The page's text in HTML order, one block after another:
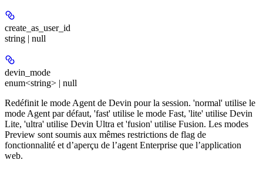
create_as_user_id
string | null
devin_mode
enum<string> | null
Redéfinit le mode Agent de Devin pour la session. 'normal' utilise le
mode Agent par défaut, 'fast' utilise le mode Fast, 'lite' utilise Devin
Lite, 'ultra' utilise Devin Ultra et 'fusion' utilise Fusion. Les modes
Preview sont soumis aux mêmes restrictions de flag de
fonctionnalité et d’aperçu de l’agent Enterprise que l’application
web.